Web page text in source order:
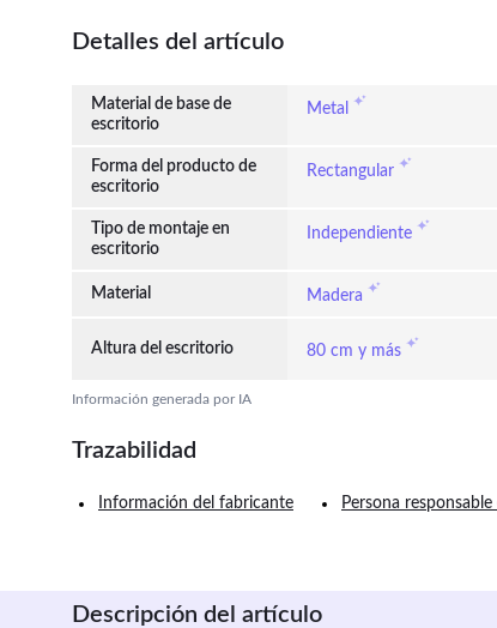
Detalles del artículo
Material de base de
escritorio
Metal
Forma del producto de
escritorio
Rectangular
Tipo de montaje en
escritorio
Independiente
Material Madera
Altura del escritorio 80 cm y más
Información generada por IA
Trazabilidad
Información del fabricante Persona responsable
Descripción del artículo